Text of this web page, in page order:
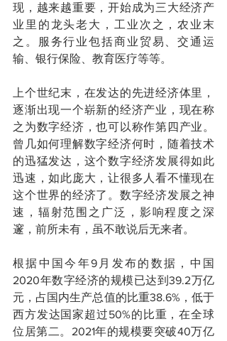
现，越来越重要，开始成为三大经济产
业里的龙头老大，工业次之，农业末
之。服务行业包括商业贸易、交通运
输、银行保险、教育医疗等等。
上个世纪末，在发达的先进经济体里，
逐渐出现一个崭新的经济产业，现在称
之为数字经济，也可以称作第四产业。
曾几如何理解数字经济何时，随着技术
的迅猛发达，这个数字经济发展得如此
迅速，如此庞大，让很多人看不懂现在
这个世界的经济了。数字经济发展之神
速，辐射范围之广泛，影响程度之深
邃，前所未有，虽不敢说后无来者。
根据中国今年9月发布的数据，中国
2020年数字经济的规模已达到39.2万亿
元，占国内生产总值的比重38.6%，低于
西方发达国家超过50%的比重，在全球
位居第二。2021年的规模要突破40万亿